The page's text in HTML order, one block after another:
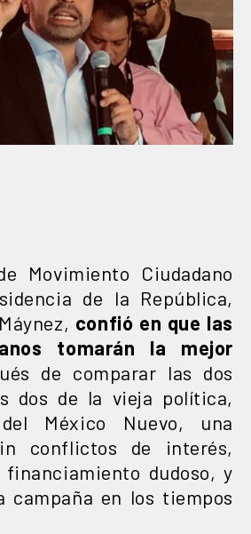
Movimiento Ciudadano
de la República,
confió en que las
tomarán la mejor
de comparar las dos
dos de la vieja política,
México Nuevo, una
conflictos de interés,
dudoso, y
campaña en los tiempos